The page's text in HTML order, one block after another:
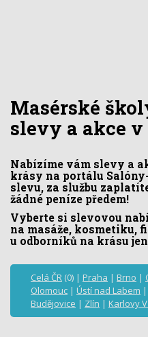
Masérské
slevy a akce
Nabízíme vám slevy a
krásy na portálu
slevu, za službu
žádné peníze předem!
Vyberte si slevovou
na masáže, kosmetiku,
u odborníků na krásu
Celá ČR (0) | Praha | Brno |
Olomouc | Ústí nad Labem |
Budějovice | Zlín | Karlovy